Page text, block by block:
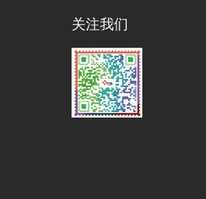
关注我们